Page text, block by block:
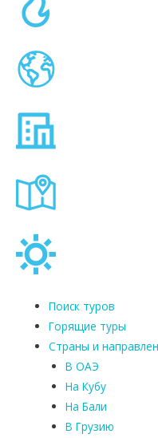
Поиск туров
Горящие туры
Страны и
В ОАЭ
На Кубу
На Бали
В Грузию